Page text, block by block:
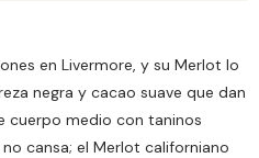
en Livermore, y su Merlot lo
negra y cacao suave que dan
cuerpo medio con taninos
cansa; el Merlot californiano